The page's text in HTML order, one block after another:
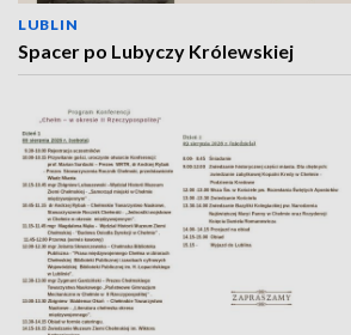
LUBLIN
Spacer po Lubyczy Królewskiej